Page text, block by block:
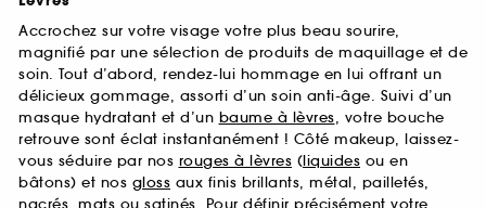
Accrochez sur votre visage votre plus beau sourire,
magnifié par une sélection de produits de maquillage et de
soin. Tout d’abord, rendez-lui hommage en lui offrant un
délicieux gommage, assorti d’un soin anti-âge. Suivi d’un
masque hydratant et d’un baume à lèvres, votre bouche
retrouve sont éclat instantanément ! Côté makeup, laissez-
vous séduire par nos rouges à lèvres (liquides ou en
bâtons) et nos gloss aux finis brillants, métal, pailletés,